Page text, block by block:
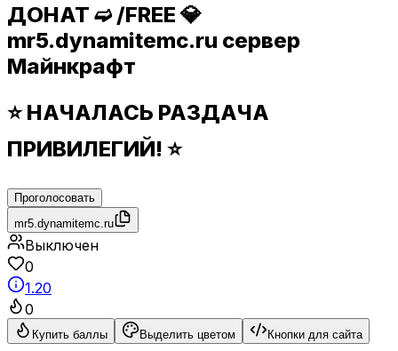
ДОНАТ ➫ /FREE 💎
mr5.dynamitemc.ru сервер
Майнкрафт
⭐ НАЧАЛАСЬ РАЗДАЧА
ПРИВИЛЕГИЙ! ⭐
Проголосовать
mr5.dynamitemc.ru
Выключен
0
1.20
0
Купить баллы Выделить цветом Кнопки для сайта